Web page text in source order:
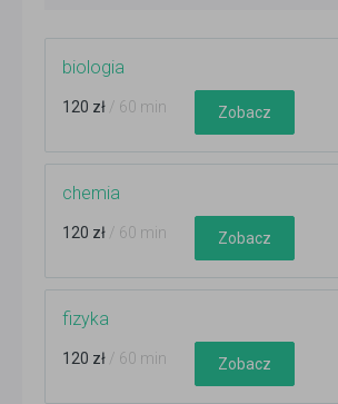
biologia
120 zł / 60 min Zobacz
chemia
120 zł / 60 min Zobacz
fizyka
120 zł / 60 min Zobacz